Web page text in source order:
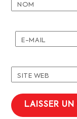
NOM
E-MAIL
SITE WEB